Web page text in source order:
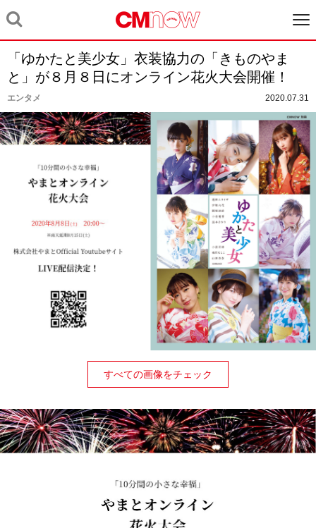
「ゆかたと美少女」衣装協力の「きものやま
と」が８月８日にオンライン花火大会開催！
エンタメ 2020.07.31
すべての画像をチェック